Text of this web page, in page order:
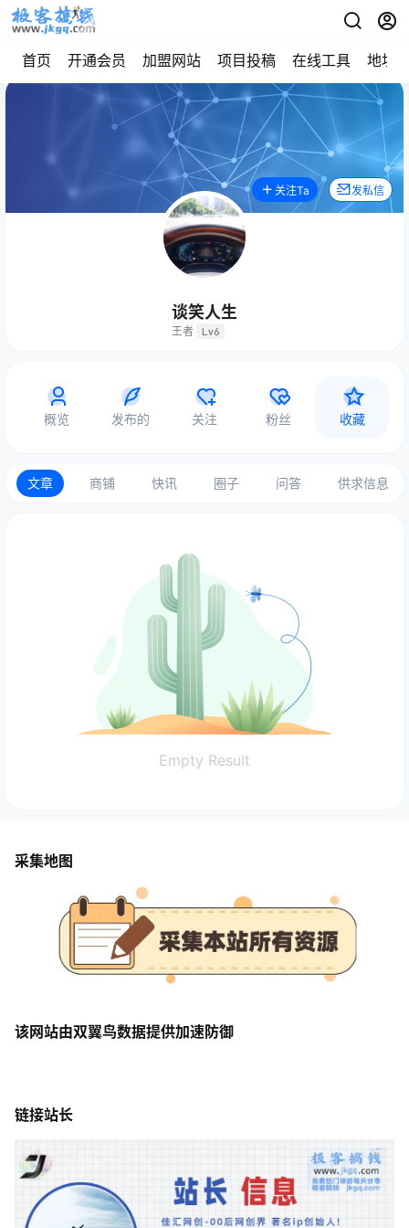
首页 开通会员 加盟网站 项目投稿 在线工具 地址
谈笑人生
王者 Lv6
关注Ta 发私信
概览 发布的 关注 粉丝 收藏
文章 商铺 快讯 圈子 问答 供求信息
Empty Result
采集地图
该网站由双翼鸟数据提供加速防御
链接站长